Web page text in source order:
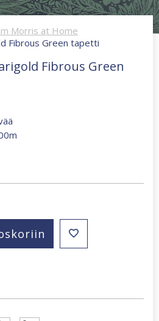
Morris at Home
Fibrous Green tapetti
Fibrous Green